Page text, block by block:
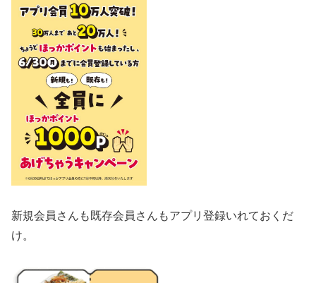
新規会員さんも既存会員さんもアプリ登録いれておくだ
け。